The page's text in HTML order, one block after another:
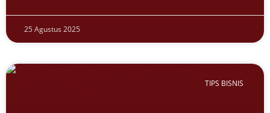
25 Agustus 2025
TIPS BISNIS